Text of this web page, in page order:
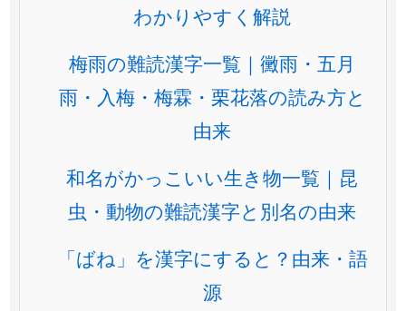
わかりやすく解説
梅雨の難読漢字一覧｜黴雨・五月
雨・入梅・梅霖・栗花落の読み方と
由来
和名がかっこいい生き物一覧｜昆
虫・動物の難読漢字と別名の由来
「ばね」を漢字にすると？由来・語
源